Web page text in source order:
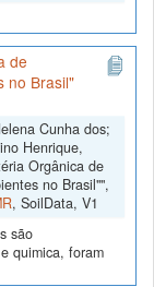
de
no Brasil"
Cunha dos;
Henrique,
Orgânica de
no Brasil"",
, SoilData, V1
são
quimica, foram